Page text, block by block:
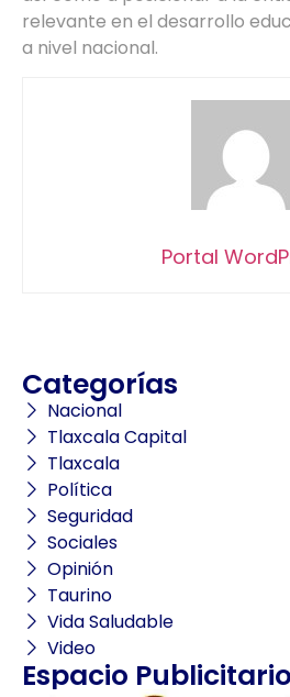
relevante en el desarrollo
a nivel nacional.
Portal
Categorías
Nacional
Tlaxcala Capital
Tlaxcala
Política
Seguridad
Sociales
Opinión
Taurino
Vida Saludable
Video
Espacio Publicitario